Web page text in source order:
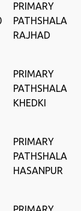
PRIMARY
PATHSHALA
RAJHAD
PRIMARY
PATHSHALA
KHEDKI
PRIMARY
PATHSHALA
HASANPUR